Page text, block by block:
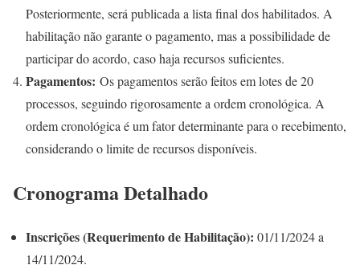
Posteriormente, será publicada a lista final dos habilitados. A
habilitação não garante o pagamento, mas a possibilidade de
participar do acordo, caso haja recursos suficientes.
Pagamentos: Os pagamentos serão feitos em lotes de 20
processos, seguindo rigorosamente a ordem cronológica. A
ordem cronológica é um fator determinante para o recebimento,
considerando o limite de recursos disponíveis.
Cronograma Detalhado
Inscrições (Requerimento de Habilitação): 01/11/2024 a
14/11/2024.